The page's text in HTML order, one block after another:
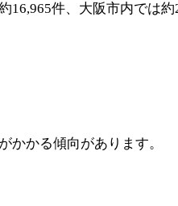
件、大阪市内では約
かかる傾向があります。